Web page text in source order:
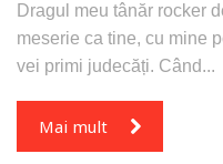
Dragul meu tânăr rocker
meserie ca tine, cu mine
vei primi judecăți. Când...
Mai mult